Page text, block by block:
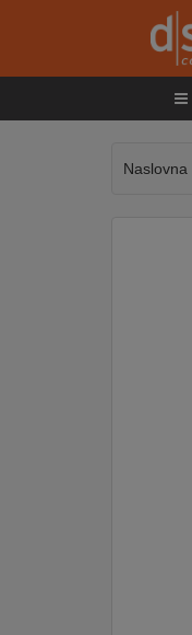
&
Naslovna